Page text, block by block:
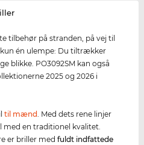
tilbehør på stranden, på vej til
én ulempe: Du tiltrækker
blikke. PO3092SM kan også
2025 og 2026 i
til mænd. Med dets rene linjer
med en traditionel kvalitet.
er briller medfuldt indfattede